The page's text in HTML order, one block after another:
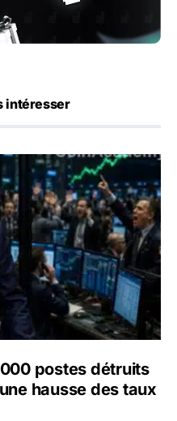
intéresser
détruits en juillet, les
postes détruits
hausse des taux